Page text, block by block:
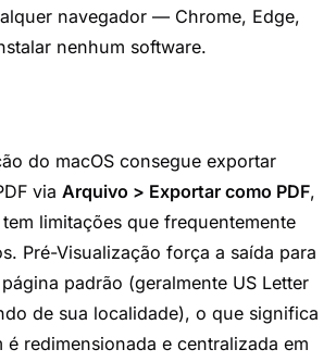
navegador — Chrome, Edge,
nenhum software.
do macOS consegue exportar
via Arquivo > Exportar como PDF,
limitações que frequentemente
Pré-Visualização força a saída para
padrão (geralmente US Letter
de sua localidade), o que significa
é redimensionada e centralizada em